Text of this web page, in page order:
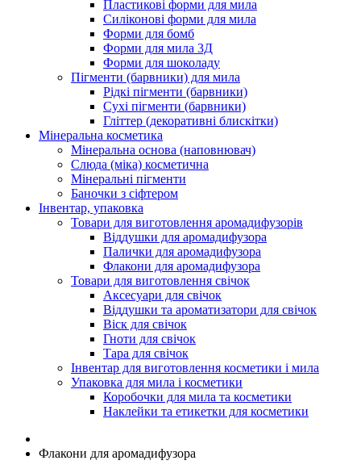
Пластикові форми для мила
Силіконові форми для мила
Форми для бомб
Форми для мила 3Д
Форми для шоколаду
Пігменти (барвники) для мила
Рідкі пігменти (барвники)
Сухі пігменти (барвники)
Гліттер (декоративні блискітки)
Мінеральна косметика
Мінеральна основа (наповнювач)
Слюда (міка) косметична
Мінеральні пігменти
Баночки з сіфтером
Інвентар, упаковка
Товари для виготовлення аромадифузорів
Віддушки для аромадифузора
Палички для аромадифузора
Флакони для аромадифузора
Товари для виготовлення свічок
Аксесуари для свічок
Віддушки та ароматизатори для свічок
Віск для свічок
Гноти для свічок
Тара для свічок
Інвентар для виготовлення косметики і мила
Упаковка для мила і косметики
Коробочки для мила та косметики
Наклейки та етикетки для косметики
Флакони для аромадифузора